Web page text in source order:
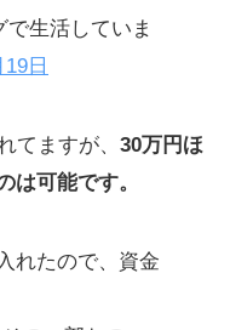
生活していま
日
てますが、 30万円ほ
は可能です。
れたので、資金